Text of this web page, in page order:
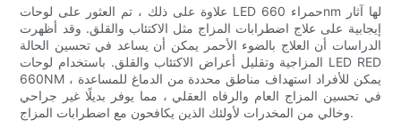
علاوة على ذلك ، تم العثور على لوحات LED حمراء 660nm لها آثار
إيجابية على علاج اضطرابات المزاج مثل الاكتئاب والقلق. وقد أظهرت
الدراسات أن العلاج بالضوء الأحمر يمكن أن يساعد في تحسين الحالة
المزاجية وتقليل أعراض الاكتئاب والقلق. باستخدام لوحات LED RED
660NM ، يمكن للأفراد استهداف مناطق محددة من الدماغ للمساعدة
في تحسين المزاج العام والرفاه العقلي ، مما يوفر بديلًا غير جراحي
وخالي من المخدرات لأولئك الذين يكافحون مع اضطرابات المزاج.